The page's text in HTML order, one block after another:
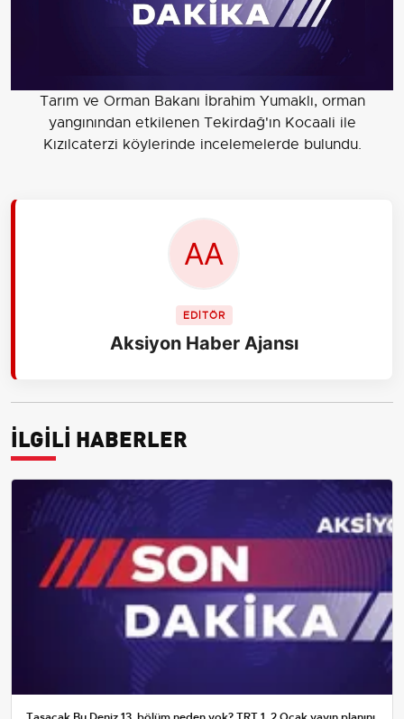
Tarım ve Orman Bakanı İbrahim Yumaklı, orman
yangınından etkilenen Tekirdağ'ın Kocaali ile
Kızılcaterzi köylerinde incelemelerde bulundu.
EDİTÖR
Aksiyon Haber Ajansı
İLGİLİ HABERLER